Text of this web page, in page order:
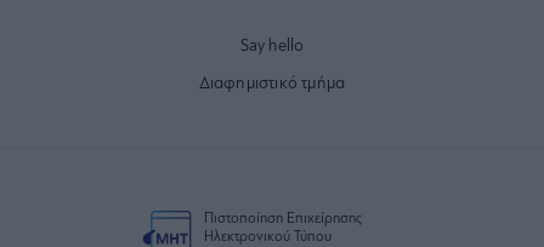
Say hello
Διαφημιστικό τμήμα
Πιστοποίηση Επιχείρησης
Ηλεκτρονικού Τύπου